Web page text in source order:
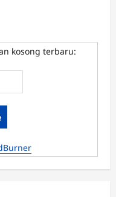
kosong terbaru: